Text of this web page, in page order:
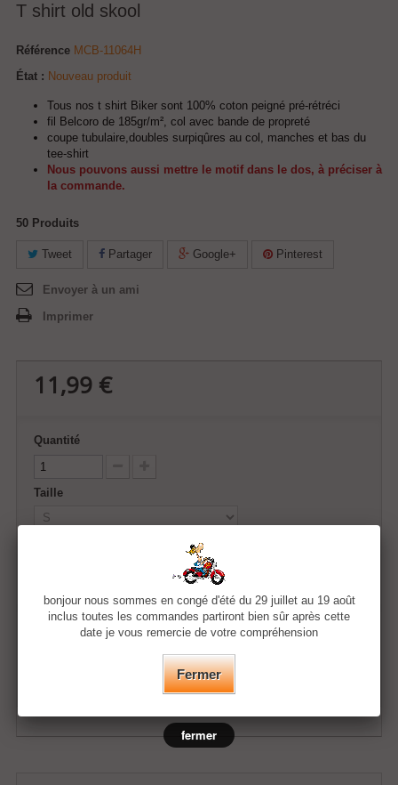
T shirt old skool
Référence MCB-11064H
État : Nouveau produit
Tous nos t shirt Biker sont 100% coton peigné pré-rétréci
fil Belcoro de 185gr/m², col avec bande de propreté
coupe tubulaire,doubles surpiqûres au col, manches et bas du
tee-shirt
Nous pouvons aussi mettre le motif dans le dos, à préciser à
la commande.
50 Produits
Tweet Partager Google+ Pinterest
Envoyer à un ami
Imprimer
11,99 €
Quantité
Taille
Ajouter au panier
Ajouter à ma liste d'envies
bonjour nous sommes en congé d'été du 29 juillet au 19 août
inclus toutes les commandes partiront bien sûr après cette
date je vous remercie de votre compréhension
Fermer
fermer